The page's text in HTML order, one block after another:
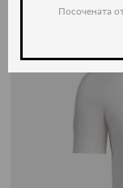
Посочената